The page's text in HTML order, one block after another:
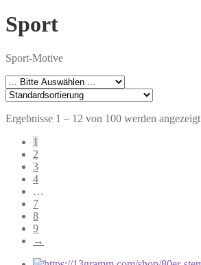
Sport
Sport-Motive
Ergebnisse 1 – 12 von 100 werden angezeigt
1
2
3
4
…
7
8
9
→